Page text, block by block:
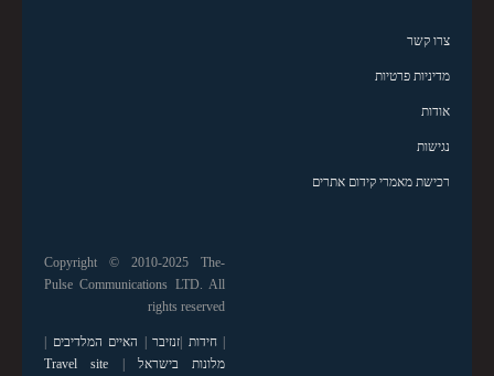
צרו קשר
מדיניות פרטיות
אודות
נגישות
רכישת מאמרי קידום אתרים
Copyright © 2010-2025 The-
Pulse Communications LTD. All
rights reserved
|חידות זנזיבר האיים המלדיבים
מלונות בישראל
Travel site